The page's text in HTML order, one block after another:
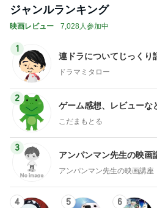
ジャンルランキング
映画レビュー 7,028人参加中
1
連ドラについてじっくり
ドラマミタロー
2
ゲーム感想、レビューな
こだまもとる
3
アンパンマン先生の映画
アンパンマン先生の映画講座
4 5 6